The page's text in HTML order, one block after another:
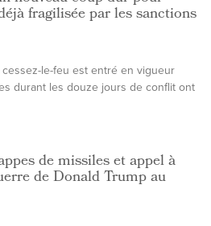
fragilisée par les sanctions
cessez-le-feu est entré en vigueur
durant les douze jours de conflit ont
de missiles et appel à
de Donald Trump au